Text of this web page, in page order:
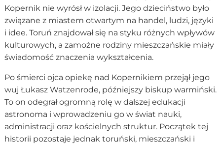
Kopernik nie wyrósł w izolacji. Jego dzieciństwo było
związane z miastem otwartym na handel, ludzi, języki
i idee. Toruń znajdował się na styku różnych wpływów
kulturowych, a zamożne rodziny mieszczańskie miały
świadomość znaczenia wykształcenia.
Po śmierci ojca opiekę nad Kopernikiem przejął jego
wuj Łukasz Watzenrode, późniejszy biskup warmiński.
To on odegrał ogromną rolę w dalszej edukacji
astronoma i wprowadzeniu go w świat nauki,
administracji oraz kościelnych struktur. Początek tej
historii pozostaje jednak toruński, mieszczański i